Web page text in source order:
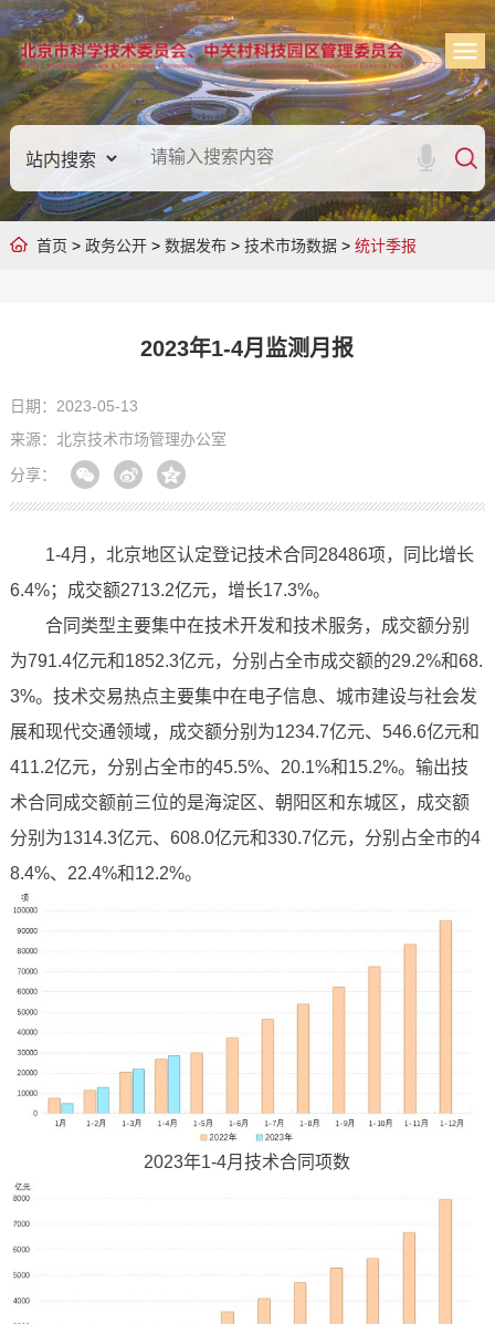
首页 > 政务公开> 数据发布> 技术市场数据> 统计季报
2023年1-4月监测月报
日期：2023-05-13
来源：北京技术市场管理办公室
分享：
1-4月，北京地区认定登记技术合同28486项，同比增长
6.4%；成交额2713.2亿元，增长17.3%。
合同类型主要集中在技术开发和技术服务，成交额分别
为791.4亿元和1852.3亿元，分别占全市成交额的29.2%和68.
3%。技术交易热点主要集中在电子信息、城市建设与社会发
展和现代交通领域，成交额分别为1234.7亿元、546.6亿元和
411.2亿元，分别占全市的45.5%、20.1%和15.2%。输出技
术合同成交额前三位的是海淀区、朝阳区和东城区，成交额
分别为1314.3亿元、608.0亿元和330.7亿元，分别占全市的4
8.4%、22.4%和12.2%。
2023年1-4月技术合同项数